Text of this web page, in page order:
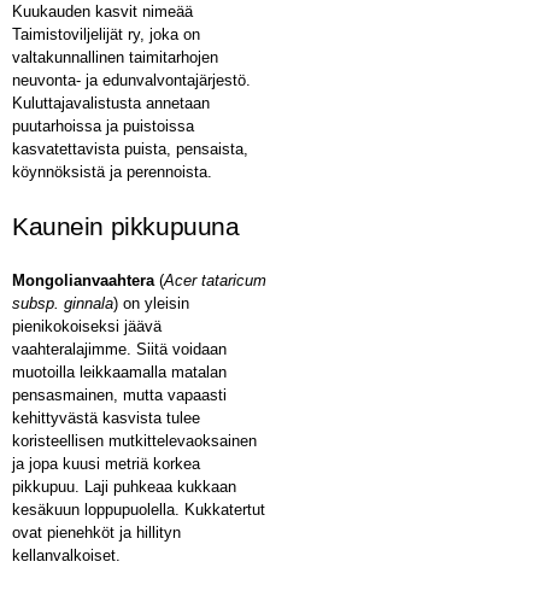
Kuukauden kasvit nimeää
Taimistoviljelijät ry, joka on
valtakunnallinen taimitarhojen
neuvonta- ja edunvalvontajärjestö.
Kuluttajavalistusta annetaan
puutarhoissa ja puistoissa
kasvatettavista puista, pensaista,
köynnöksistä ja perennoista.
Kaunein pikkupuuna
Mongolianvaahtera(Acer tataricum
subsp. ginnala) on yleisin
pienikokoiseksi jäävä
vaahteralajimme. Siitä voidaan
muotoilla leikkaamalla matalan
pensasmainen, mutta vapaasti
kehittyvästä kasvista tulee
koristeellisen mutkittelevaoksainen
ja jopa kuusi metriä korkea
pikkupuu. Laji puhkeaa kukkaan
kesäkuun loppupuolella. Kukkatertut
ovat pienehköt ja hillityn
kellanvalkoiset.